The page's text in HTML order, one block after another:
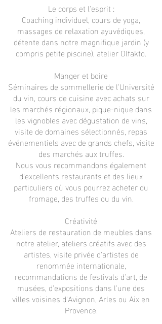
Le corps et l'esprit :
Coaching individuel, cours de yoga,
massages de relaxation ayuvédiques,
détente dans notre magnifique jardin (y
compris petite piscine), atelier Olfakto.
Manger et boire
Séminaires de sommellerie de l'Université
du vin, cours de cuisine avec achats sur
les marchés régionaux, pique-nique dans
les vignobles avec dégustation de vins,
visite de domaines sélectionnés, repas
événementiels avec de grands chefs, visite
des marchés aux truffes.
Nous vous recommandons également
d'excellents restaurants et des lieux
particuliers où vous pourrez acheter du
fromage, des truffes ou du vin.
Créativité
Ateliers de restauration de meubles dans
notre atelier, ateliers créatifs avec des
artistes, visite privée d'artistes de
renommée internationale,
recommandations de festivals d'art, de
musées, d'expositions dans l'une des
villes voisines d'Avignon, Arles ou Aix en
Provence.